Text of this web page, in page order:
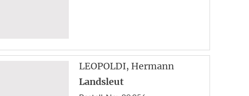
LEOPOLDI, Hermann
Landsleut